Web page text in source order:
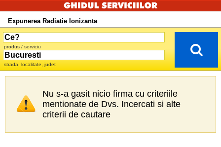
Expunerea Radiatie Ionizanta
produs / serviciu
strada, localitate, judet
Nu s-a gasit nicio firma cu criteriile
mentionate de Dvs. Incercati si alte
criterii de cautare